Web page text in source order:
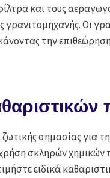
και τους
Οι
την
σημασίας για
σκληρών χημικών
ειδικά